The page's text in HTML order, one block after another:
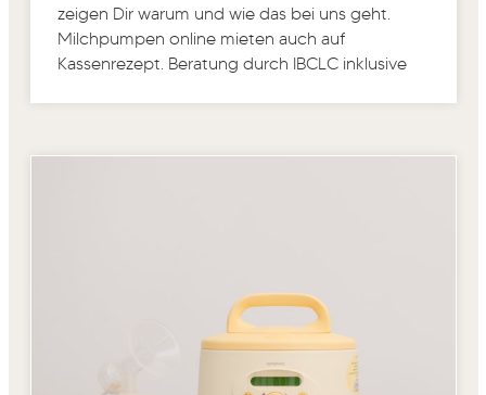
zeigen Dir warum und wie das bei uns geht.
Milchpumpen online mieten auch auf
Kassenrezept. Beratung durch IBCLC inklusive